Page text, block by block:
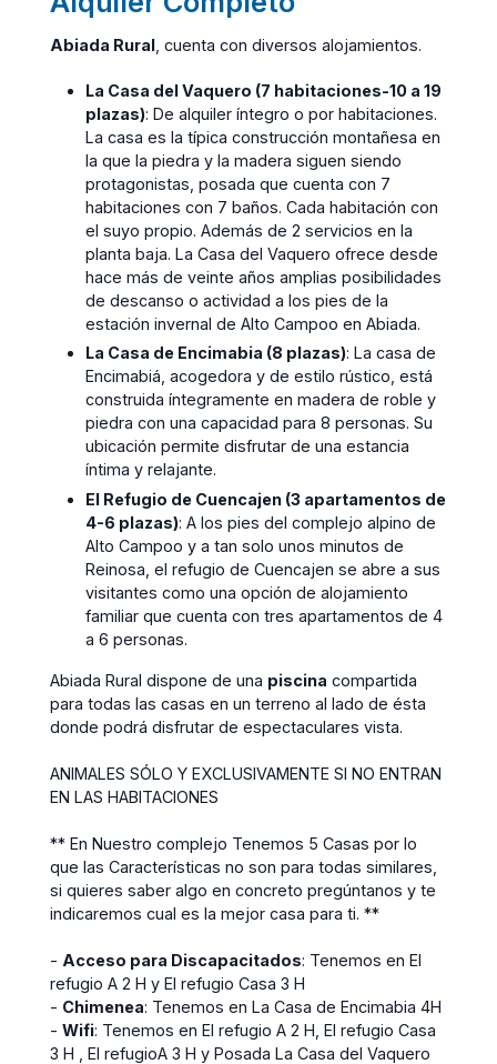
Abiada Rural , cuenta con diversos alojamientos.
La Casa del Vaquero (7 habitaciones-10 a 19
plazas): De alquiler íntegro o por habitaciones.
La casa es la típica construcción montañesa en
la que la piedra y la madera siguen siendo
protagonistas, posada que cuenta con 7
habitaciones con 7 baños. Cada habitación con
el suyo propio. Además de 2 servicios en la
planta baja. La Casa del Vaquero ofrece desde
hace más de veinte años amplias posibilidades
de descanso o actividad a los pies de la
estación invernal de Alto Campoo en Abiada.
La Casa de Encimabia (8 plazas): La casa de
Encimabiá, acogedora y de estilo rústico, está
construida íntegramente en madera de roble y
piedra con una capacidad para 8 personas. Su
ubicación permite disfrutar de una estancia
íntima y relajante.
El Refugio de Cuencajen (3 apartamentos de
4-6 plazas): A los pies del complejo alpino de
Alto Campoo y a tan solo unos minutos de
Reinosa, el refugio de Cuencajen se abre a sus
visitantes como una opción de alojamiento
familiar que cuenta con tres apartamentos de 4
a 6 personas.
Abiada Rural dispone de una piscina compartida
para todas las casas en un terreno al lado de ésta
donde podrá disfrutar de espectaculares vista.
ANIMALES SÓLO Y EXCLUSIVAMENTE SI NO ENTRAN
EN LAS HABITACIONES
** En Nuestro complejo Tenemos 5 Casas por lo
que las Características no son para todas similares,
si quieres saber algo en concreto pregúntanos y te
indicaremos cual es la mejor casa para ti. **
- Acceso para Discapacitados: Tenemos en El
refugio A 2 H y El refugio Casa 3 H
- Chimenea: Tenemos en La Casa de Encimabia 4H
- Wifi: Tenemos en El refugio A 2 H, El refugio Casa
3 H , El refugioA 3 H y Posada La Casa del Vaquero